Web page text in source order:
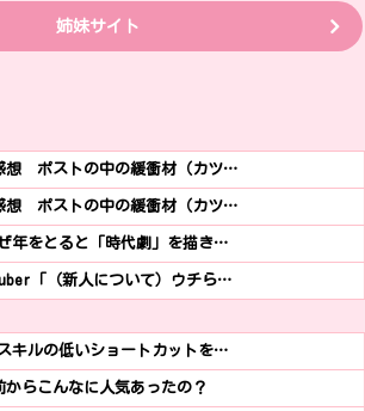
姉妹サイト
想 ポストの中の緩衝材（カツ…
想 ポストの中の緩衝材（カツ…
年をとると「時代劇」を描き…
「（新人について）ウチら…
キルの低いショートカットを…
からこんなに人気あったの？